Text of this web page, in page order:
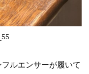
ルエンサーが履いて